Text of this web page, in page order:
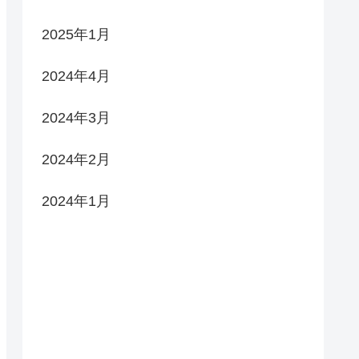
2025年1月
2024年4月
2024年3月
2024年2月
2024年1月